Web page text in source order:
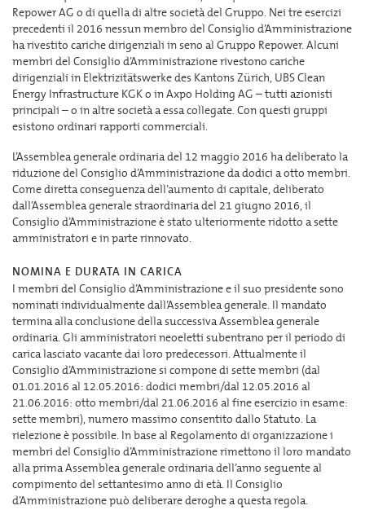
Repower AG o di quella di altre società del Gruppo. Nei tre esercizi
precedenti il 2016 nessun membro del Consiglio d’Amministrazione
ha rivestito cariche dirigenziali in seno al Gruppo Repower. Alcuni
membri del Consiglio d’Amministrazione rivestono cariche
dirigenziali in Elektrizitätswerke des Kantons Zürich, UBS Clean
Energy Infrastructure KGK o in Axpo Holding AG – tutti azionisti
principali – o in altre società a essa collegate. Con questi gruppi
esistono ordinari rapporti commerciali.
L’Assemblea generale ordinaria del 12 maggio 2016 ha deliberato la
riduzione del Consiglio d’Amministrazione da dodici a otto membri.
Come diretta conseguenza dell’aumento di capitale, deliberato
dall’Assemblea generale straordinaria del 21 giugno 2016, il
Consiglio d’Amministrazione è stato ulteriormente ridotto a sette
amministratori e in parte rinnovato.
NOMINA E DURATA IN CARICA
I membri del Consiglio d’Amministrazione e il suo presidente sono
nominati individualmente dall’Assemblea generale. Il mandato
termina alla conclusione della successiva Assemblea generale
ordinaria. Gli amministratori neoeletti subentrano per il periodo di
carica lasciato vacante dai loro predecessori. Attualmente il
Consiglio d’Amministrazione si compone di sette membri (dal
01.01.2016 al 12.05.2016: dodici membri/dal 12.05.2016 al
21.06.2016: otto membri/dal 21.06.2016 al fine esercizio in esame:
sette membri), numero massimo consentito dallo Statuto. La
rielezione è possibile. In base al Regolamento di organizzazione i
membri del Consiglio d’Amministrazione rimettono il loro mandato
alla prima Assemblea generale ordinaria dell’anno seguente al
compimento del settantesimo anno di età. Il Consiglio
d’Amministrazione può deliberare deroghe a questa regola.